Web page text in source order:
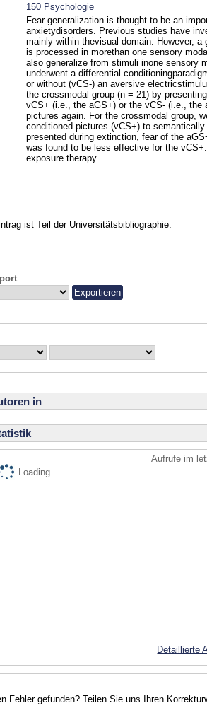
150 Psychologie
Fear generalization is thought to be an
anxietydisorders. Previous studies have
mainly within thevisual domain. However,
is processed in morethan one sensory
also generalize from stimuli inone sensory
underwent a differential
or without (vCS-) an aversive
the crossmodal group (n = 21) by
vCS+ (i.e., the aGS+) or the vCS- (i.e., the
pictures again. For the crossmodal group,
conditioned pictures (vCS+) to
presented during extinction, fear of the
was found to be less effective for the
exposure therapy.
ist Teil der Universitätsbibliographie.
in
Aufrufe im
Loading...
Detaillierte
Fehler gefunden? Teilen Sie uns Ihren